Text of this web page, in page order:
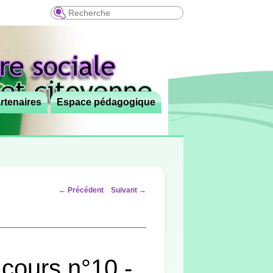
Recherche
Espace pédagogique
Navigation
des
← Précédent Suivant →